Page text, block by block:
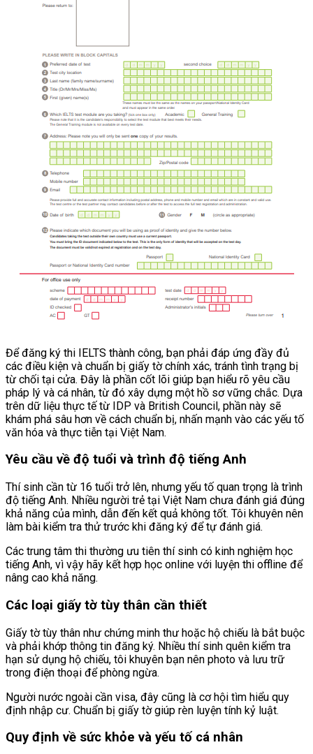
Để đăng ký thi IELTS thành công, bạn phải đáp ứng đầy đủ
các điều kiện và chuẩn bị giấy tờ chính xác, tránh tình trạng bị
từ chối tại cửa. Đây là phần cốt lõi giúp bạn hiểu rõ yêu cầu
pháp lý và cá nhân, từ đó xây dựng một hồ sơ vững chắc. Dựa
trên dữ liệu thực tế từ IDP và British Council, phần này sẽ
khám phá sâu hơn về cách chuẩn bị, nhấn mạnh vào các yếu tố
văn hóa và thực tiễn tại Việt Nam.
Yêu cầu về độ tuổi và trình độ tiếng Anh
Thí sinh cần từ 16 tuổi trở lên, nhưng yếu tố quan trọng là trình
độ tiếng Anh. Nhiều người trẻ tại Việt Nam chưa đánh giá đúng
khả năng của mình, dẫn đến kết quả không tốt. Tôi khuyên nên
làm bài kiểm tra thử trước khi đăng ký để tự đánh giá.
Các trung tâm thi thường ưu tiên thí sinh có kinh nghiệm học
tiếng Anh, vì vậy hãy kết hợp học online với luyện thi offline để
nâng cao khả năng.
Các loại giấy tờ tùy thân cần thiết
Giấy tờ tùy thân như chứng minh thư hoặc hộ chiếu là bắt buộc
và phải khớp thông tin đăng ký. Nhiều thí sinh quên kiểm tra
hạn sử dụng hộ chiếu, tôi khuyên bạn nên photo và lưu trữ
trong điện thoại để phòng ngừa.
Người nước ngoài cần visa, đây cũng là cơ hội tìm hiểu quy
định nhập cư. Chuẩn bị giấy tờ giúp rèn luyện tính kỷ luật.
Quy định về sức khỏe và yếu tố cá nhân